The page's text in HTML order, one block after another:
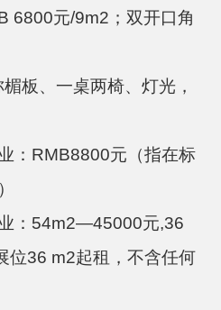
6800元/9m2 ；双开口角
板、一桌两椅、灯光，
： RMB8800元（指在标
： 54m2—45000元,36
位36 m2起租，不含任何